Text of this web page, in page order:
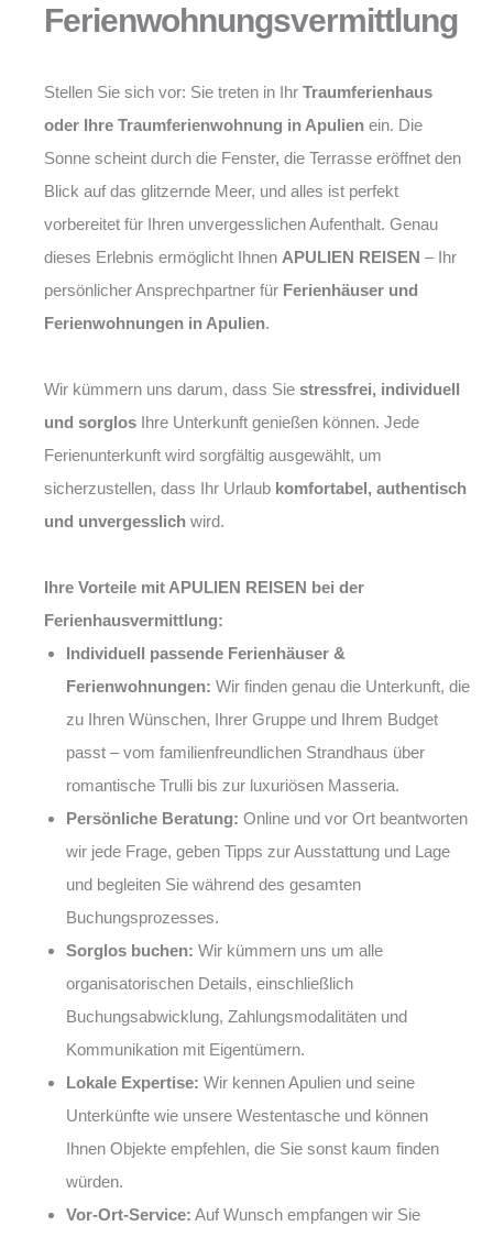
Ferienwohnungsvermittlung
Stellen Sie sich vor: Sie treten in Ihr Traumferienhaus
oder Ihre Traumferienwohnung in Apulien ein. Die
Sonne scheint durch die Fenster, die Terrasse eröffnet den
Blick auf das glitzernde Meer, und alles ist perfekt
vorbereitet für Ihren unvergesslichen Aufenthalt. Genau
dieses Erlebnis ermöglicht Ihnen APULIEN REISEN – Ihr
persönlicher Ansprechpartner für Ferienhäuser und
Ferienwohnungen in Apulien.
Wir kümmern uns darum, dass Sie stressfrei, individuell
und sorglos Ihre Unterkunft genießen können. Jede
Ferienunterkunft wird sorgfältig ausgewählt, um
sicherzustellen, dass Ihr Urlaub komfortabel, authentisch
und unvergesslich wird.
Ihre Vorteile mit APULIEN REISEN bei der
Ferienhausvermittlung:
Individuell passende Ferienhäuser &
Ferienwohnungen: Wir finden genau die Unterkunft, die
zu Ihren Wünschen, Ihrer Gruppe und Ihrem Budget
passt – vom familienfreundlichen Strandhaus über
romantische Trulli bis zur luxuriösen Masseria.
Persönliche Beratung: Online und vor Ort beantworten
wir jede Frage, geben Tipps zur Ausstattung und Lage
und begleiten Sie während des gesamten
Buchungsprozesses.
Sorglos buchen: Wir kümmern uns um alle
organisatorischen Details, einschließlich
Buchungsabwicklung, Zahlungsmodalitäten und
Kommunikation mit Eigentümern.
Lokale Expertise: Wir kennen Apulien und seine
Unterkünfte wie unsere Westentasche und können
Ihnen Objekte empfehlen, die Sie sonst kaum finden
würden.
Vor-Ort-Service: Auf Wunsch empfangen wir Sie